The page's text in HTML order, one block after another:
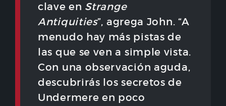
clave en Strange
Antiquities”, agrega John. “A
menudo hay más pistas de
las que se ven a simple vista.
Con una observación aguda,
descubrirás los secretos de
Undermere en poco